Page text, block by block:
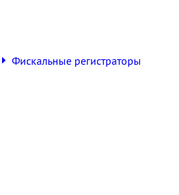
Фискальные регистраторы